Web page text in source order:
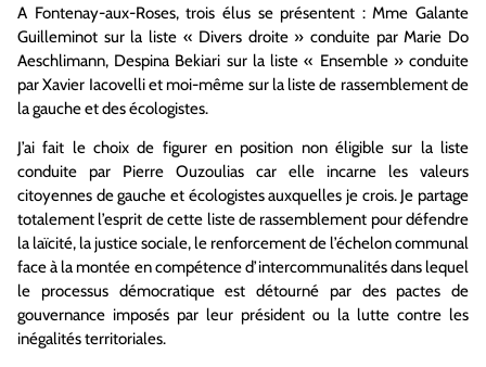
A Fontenay-aux-Roses, trois élus se présentent : Mme Galante
Guilleminot sur la liste « Divers droite » conduite par Marie Do
Aeschlimann, Despina Bekiari sur la liste « Ensemble » conduite
par Xavier Iacovelli et moi-même sur la liste de rassemblement de
la gauche et des écologistes.
J’ai fait le choix de figurer en position non éligible sur la liste
conduite par Pierre Ouzoulias car elle incarne les valeurs
citoyennes de gauche et écologistes auxquelles je crois. Je partage
totalement l’esprit de cette liste de rassemblement pour défendre
la laïcité, la justice sociale, le renforcement de l’échelon communal
face à la montée en compétence d’intercommunalités dans lequel
le processus démocratique est détourné par des pactes de
gouvernance imposés par leur président ou la lutte contre les
inégalités territoriales.